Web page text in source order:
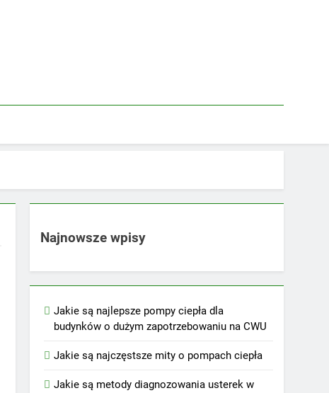
Najnowsze wpisy
Jakie są najlepsze pompy ciepła dla
budynków o dużym zapotrzebowaniu na CWU
Jakie są najczęstsze mity o pompach ciepła
Jakie są metody diagnozowania usterek w